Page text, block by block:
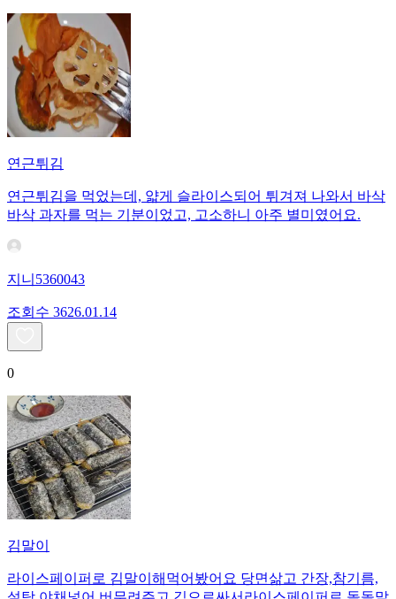
연근튀김
연근튀김을 먹었는데, 얇게 슬라이스되어 튀겨져 나와서 바삭
바삭 과자를 먹는 기분이었고, 고소하니 아주 별미였어요.
지니5360043
조회수 3626.01.14
0
김말이
라이스페이퍼로 김말이해먹어봤어요 당면삶고 간장,참기름,